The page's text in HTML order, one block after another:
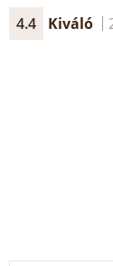
4.4 Kiváló